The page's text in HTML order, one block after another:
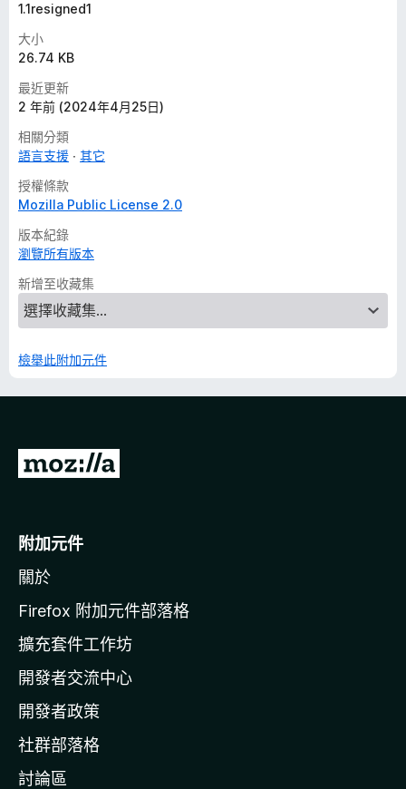
1.1resigned1
大小
26.74 KB
最近更新
2 年前 (2024年4月25日)
相關分類
語言支援
其它
授權條款
Mozilla Public License 2.0
版本紀錄
瀏覽所有版本
新增至收藏集
檢舉此附加元件
前
o
i
l
a
官
網
附加元件
關於
Firefox 附加元件部落格
擴充套件工作坊
開發者交流中心
開發者政策
社群部落格
討論區